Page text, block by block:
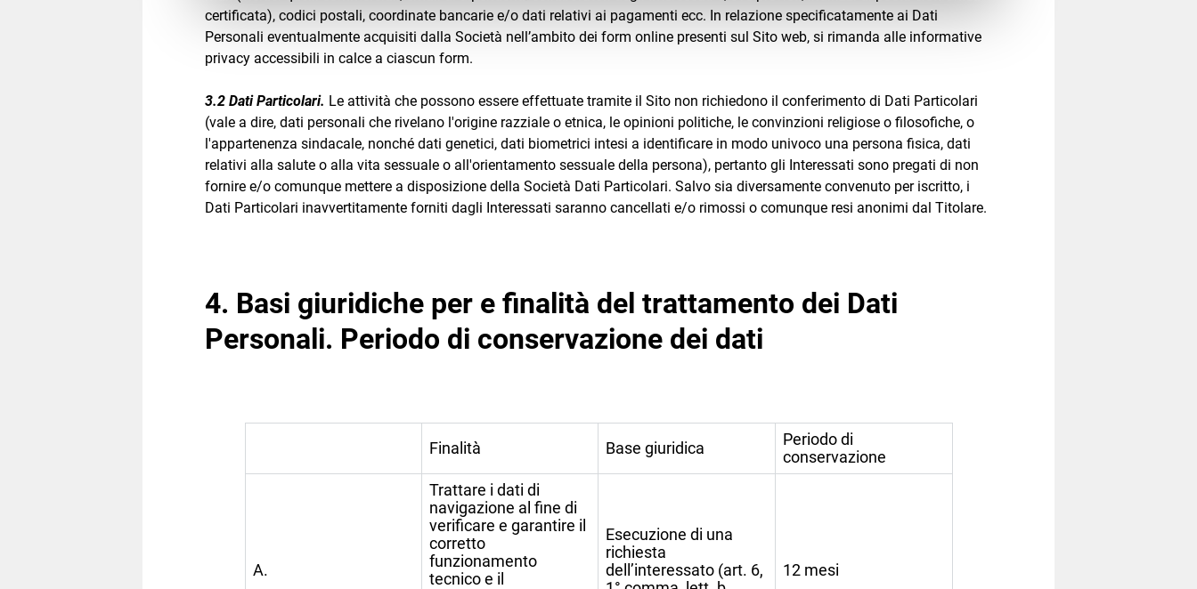
certificata), codici postali, coordinate bancarie e/o dati relativi ai pagamenti ecc. In relazione specificatamente ai Dati
Personali eventualmente acquisiti dalla Società nell’ambito dei form online presenti sul Sito web, si rimanda alle informative
privacy accessibili in calce a ciascun form.
3.2 Dati Particolari. Le attività che possono essere effettuate tramite il Sito non richiedono il conferimento di Dati Particolari
(vale a dire, dati personali che rivelano l'origine razziale o etnica, le opinioni politiche, le convinzioni religiose o filosofiche, o
l'appartenenza sindacale, nonché dati genetici, dati biometrici intesi a identificare in modo univoco una persona fisica, dati
relativi alla salute o alla vita sessuale o all'orientamento sessuale della persona), pertanto gli Interessati sono pregati di non
fornire e/o comunque mettere a disposizione della Società Dati Particolari. Salvo sia diversamente convenuto per iscritto, i
Dati Particolari inavvertitamente forniti dagli Interessati saranno cancellati e/o rimossi o comunque resi anonimi dal Titolare.
4. Basi giuridiche per e finalità del trattamento dei Dati
Personali. Periodo di conservazione dei dati
Finalità Base giuridica
Periodo di
conservazione
A.
Trattare i dati di
navigazione al fine di
verificare e garantire il
corretto
funzionamento
tecnico e il
Esecuzione di una
richiesta
dell’interessato (art. 6,
12 mesi